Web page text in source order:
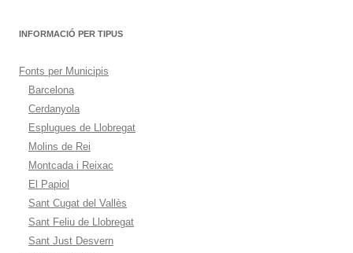
INFORMACIÓ PER TIPUS
Fonts per Municipis
Barcelona
Cerdanyola
Esplugues de Llobregat
Molins de Rei
Montcada i Reixac
El Papiol
Sant Cugat del Vallès
Sant Feliu de Llobregat
Sant Just Desvern